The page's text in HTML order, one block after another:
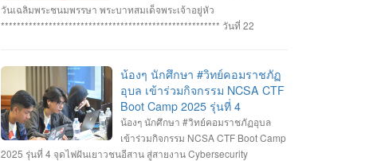
อาทิตย์ สายกนก นายสุริยา ขันทา ทำคะแนนได้สูงสุด 2260 คะแนน
#รางวัลรองชนะเลิศอันดับที่_1 ทีม MVP นายอัมรินทร์ จำปาหอม นาย
นายวชรพล ทองบุราณ Mr.Dayuth Thy ทำคะแนนได้ 1110 คะแนน
และขอแสดงความชื่นชม ทีม SetZero ทีมน้องใหม่!! นายธนภูมิ รัตน
ภักดี MR. SENG SOPHIN นายศตวรรษ วิลามาตย์ ทำคะแนนได้ 500
คะแนน จบที่อันดับ 9 จาก 13 ทีมที่เข้าร่วมแข่งขันในครั้งนี้ RERU
CYBER HACKATHON#1 2025 จัดโดย คณะเทคโนโลยีสารสนเทศ
มหาวิทยาลัยราชภัฏร้อยเอ็ด ร่วมกับสำนักงานคณะกรรมการการรักษา
วันเฉลิมพระชนมพรรษา พระบาทสมเด็จพระเจ้าอยู่หัว
******************************************************* วันที่ 22
พระพรชัยมงคล พระบาทสมเด็จพระเจ้าอยู่หัว เนื่องในโอกาสมหามงคล
เฉลิมพระชนมพรรษา 28 กรกฎาคม 2568 ณ หอประชุมไพรพะยอม
มหาวิทยาลัยราชภัฏอุบลราชธานี โดยมีท่าน รองศาสตราจารย์ธรรม
รักษ์ ละอองนวล อธิการบดี เป็นประธานในพิธีถวายพระพรชัยมงคลและ
วางพานพุ่มทอง-พานพุ่มเงิน #คณะวิทยาการคอมพิวเตอร์
#มหาวิทยาลัยแห่งความสุข #มหาวิทยาลัยราชภัฏอุบลราชธานี
น้องๆ นักศึกษา #วิทย์คอมราชภัฏ
อุบล เข้าร่วมกิจกรรม NCSA CTF
Boot Camp 2025 รุ่นที่ 4
น้องๆ นักศึกษา #วิทย์คอมราชภัฏอุบล
เข้าร่วมกิจกรรม NCSA CTF Boot Camp
2025 รุ่นที่ 4 จุดไฟฝันเยาวชนอีสาน สู่สายงาน Cybersecurity